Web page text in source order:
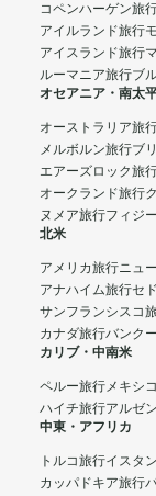
コペンハーゲン旅
アイルランド旅行
アイスランド旅行
ルーマニア旅行ブ
オセアニア・南太
オーストラリア旅
メルボルン旅行ブ
エアーズロック旅
オークランド旅行
ヌメア旅行フィジ
北米
アメリカ旅行ニュ
アナハイム旅行セ
サンフランシスコ
カナダ旅行バンク
カリブ・中南米
ペルー旅行メキシ
ハイチ旅行アルゼ
中東・アフリカ
トルコ旅行イスタ
カッパドキア旅行